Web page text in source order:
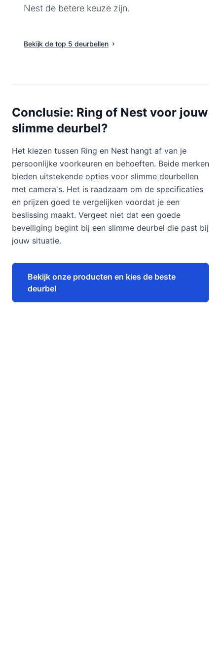
Nest de betere keuze zijn.
Bekijk de top 5 deurbellen
Conclusie: Ring of Nest voor jouw
slimme deurbel?
Het kiezen tussen Ring en Nest hangt af van je
persoonlijke voorkeuren en behoeften. Beide merken
bieden uitstekende opties voor slimme deurbellen
met camera's. Het is raadzaam om de specificaties
en prijzen goed te vergelijken voordat je een
beslissing maakt. Vergeet niet dat een goede
beveiliging begint bij een slimme deurbel die past bij
jouw situatie.
Bekijk onze producten en kies de beste
deurbel